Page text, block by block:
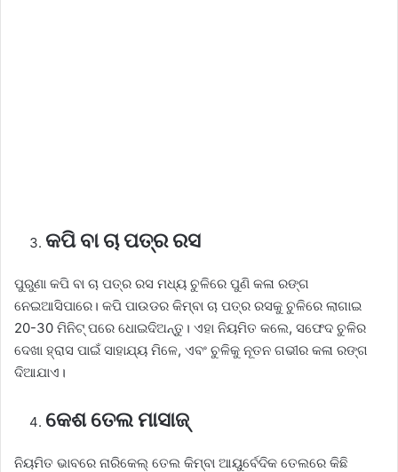
କପି ବା ଚା ପତ୍ର ରସ
ପୁରୁଣା କପି ବା ଚା ପତ୍ର ରସ ମଧ୍ୟ ଚୁଳିରେ ପୁଣି କଳା ରଙ୍ଗ
ନେଇଆସିପାରେ। କପି ପାଉଡର କିମ୍ବା ଚା ପତ୍ର ରସକୁ ଚୁଳିରେ ଲାଗାଇ
20-30 ମିନିଟ୍ ପରେ ଧୋଇଦିଅନ୍ତୁ। ଏହା ନିୟମିତ କଲେ, ସଫେଦ ଚୁଳିର
ଦେଖା ହ୍ରାସ ପାଇଁ ସାହାଯ୍ୟ ମିଳେ, ଏବଂ ଚୁଳିକୁ ନୂତନ ଗଭୀର କଳା ରଙ୍ଗ
ଦିଆଯାଏ।
କେଶ ତେଲ ମାସାଜ୍
ନିୟମିତ ଭାବରେ ନାରିକେଲ୍ ତେଲ କିମ୍ବା ଆୟୁର୍ବେଦିକ ତେଲରେ କିଛି